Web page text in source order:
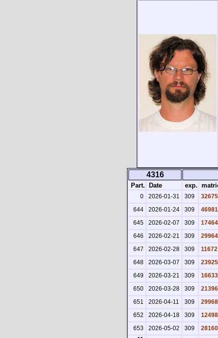
4316
Part. Date exp.
0 2026-01-31 309
32675
644
2026-01-24 309
46981
645
2026-02-07 309
17464
646
2026-02-21 309
29964
647
2026-02-28 309
11672
648
2026-03-07 309
23925
649
2026-03-21 309
16633
650
2026-03-28 309
21396
651
2026-04-11 309
29968
652
2026-04-18 309
12498
653
2026-05-02 309
28160